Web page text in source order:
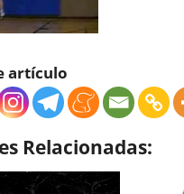
artículo
Relacionadas: